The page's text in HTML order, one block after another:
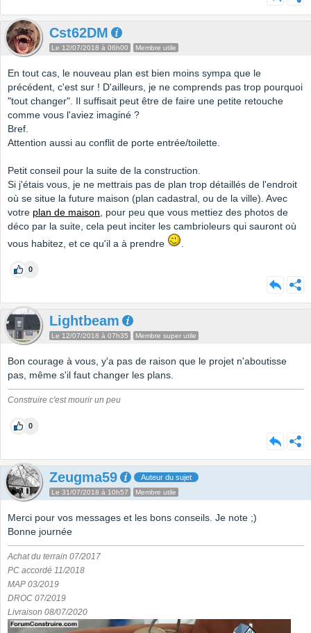
Cst62DM
Le 12/07/2018 à 06h00 Membre utile
En tout cas, le nouveau plan est bien moins sympa que le
précédent, c'est sur ! D'ailleurs, je ne comprends pas trop pourquoi
"tout changer". Il suffisait peut être de faire une petite retouche
comme vous l'aviez imaginé ?
Bref.
Attention aussi au conflit de porte entrée/toilette.
Petit conseil pour la suite de la construction.
Si j'étais vous, je ne mettrais pas de plan trop détaillés de l'endroit
où se situe la future maison (plan cadastral, ou de la ville). Avec
votre plan de maison, pour peu que vous mettiez des photos de
déco par la suite, cela peut inciter les cambrioleurs qui sauront où
vous habitez, et ce qu'il a à prendre
.
0
Lightbeam
Le 12/07/2018 à 07h35 Membre super utile
Bon courage à vous, y'a pas de raison que le projet n'aboutisse
pas, même s'il faut changer les plans.
Construire c'est mourir un peu
0
Zeugma59 Auteur du sujet
Le 31/07/2018 à 10h57 Membre utile
Merci pour vos messages et les bons conseils. Je note ;)
Bonne journée
Achat du terrain 07/2017
PC accordé 11/2018
MAP 03/2019
DROC 07/2019
Livraison 08/07/2020